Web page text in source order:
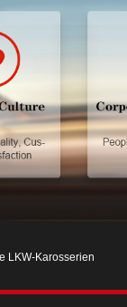
LKW-Karosserien